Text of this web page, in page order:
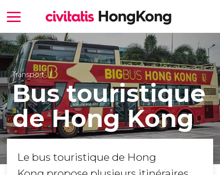
Transport
Bus touristique
de Hong Kong
Le bus touristique de Hong